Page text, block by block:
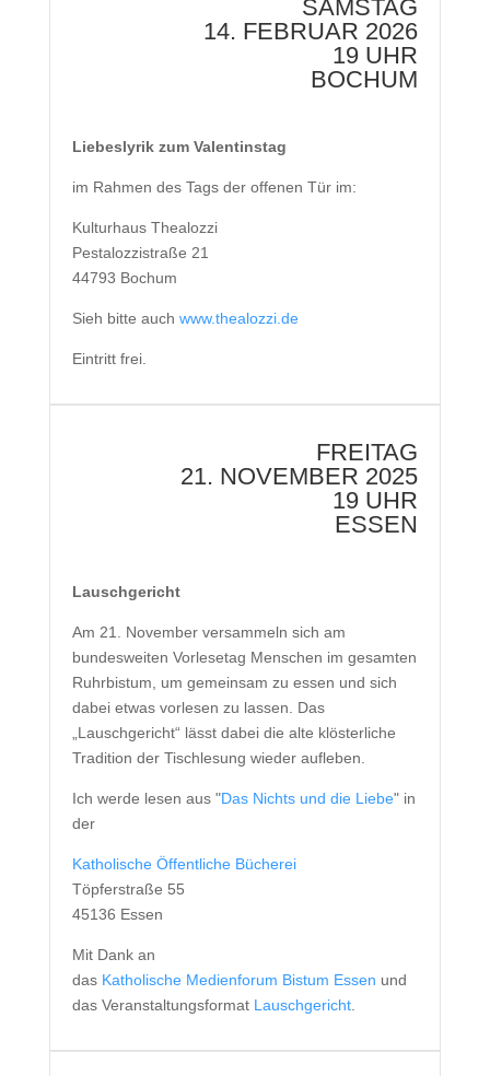
14. FEBRUAR 2026
19 UHR
BOCHUM
Liebeslyrik zum Valentinstag
im Rahmen des Tags der offenen Tür im:
Kulturhaus Thealozzi
Pestalozzistraße 21
44793 Bochum
Sieh bitte auch www.thealozzi.de
Eintritt frei.
FREITAG
21. NOVEMBER 2025
19 UHR
ESSEN
Lauschgericht
Am 21. November versammeln sich am
bundesweiten Vorlesetag Menschen im gesamten
Ruhrbistum, um gemeinsam zu essen und sich
dabei etwas vorlesen zu lassen. Das
„Lauschgericht“ lässt dabei die alte klösterliche
Tradition der Tischlesung wieder aufleben.
Ich werde lesen aus "Das Nichts und die Liebe" in
der
Katholische Öffentliche Bücherei
Töpferstraße 55
45136 Essen
Mit Dank an
das Katholische Medienforum Bistum Essen und
das Veranstaltungsformat Lauschgericht.